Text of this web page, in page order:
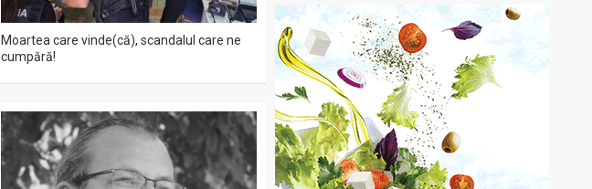
Moartea care vinde(că), scandalul care ne
cumpără!